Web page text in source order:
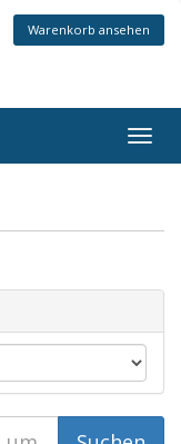
Warenkorb ansehen